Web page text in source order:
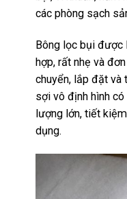
các phòng sạch
Bông lọc bụi được
hợp, rất nhẹ và
chuyển, lắp đặt và
sợi vô định hình
lượng lớn, tiết
dụng.